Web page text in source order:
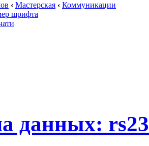
‹ Мастерская ‹ Коммуникации
шрифта
данных: